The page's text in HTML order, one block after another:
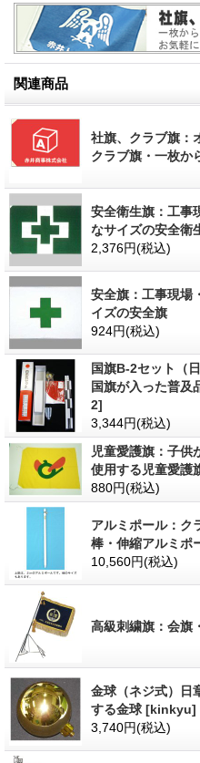
関連商品
社旗、クラブ旗：
クラブ旗・一枚か
安全衛生旗：工
なサイズの安全衛
2,376円(税込)
安全旗：工事現
イズの安全旗
924円(税込)
国旗B-2セット（
国旗が入った普
2]
3,344円(税込)
児童愛護旗：子供
使用する児童愛護
880円(税込)
アルミポール：ク
棒・伸縮アルミポ
10,560円(税込)
高級刺繍旗：会旗
金球（ネジ式）日
する金球 [kinkyu]
3,740円(税込)